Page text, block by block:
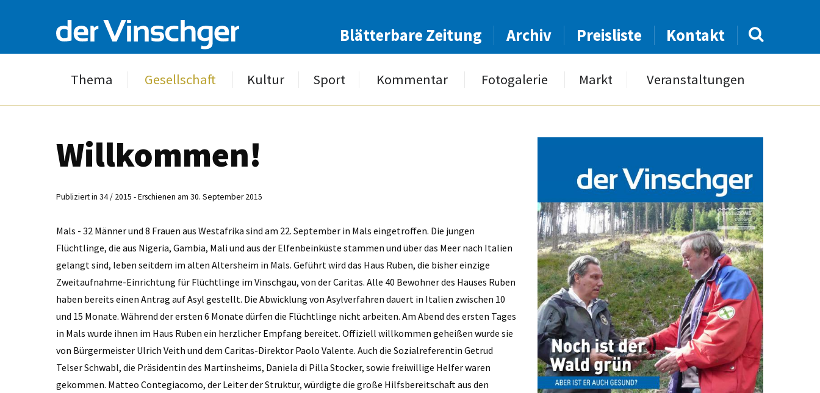
Blätterbare Zeitung Archiv Preisliste Kontakt
Thema Gesellschaft Kultur Sport Kommentar Fotogalerie Markt Veranstaltungen
Willkommen!
Publiziert in 34 / 2015 - Erschienen am 30. September 2015
Mals - 32 Männer und 8 Frauen aus Westafrika sind am 22. September in Mals eingetroffen. Die jungen
Flüchtlinge, die aus Nigeria, Gambia, Mali und aus der Elfenbeinküste stammen und über das Meer nach Italien
gelangt sind, leben seitdem im alten Altersheim in Mals. Geführt wird das Haus Ruben, die bisher einzige
Zweitaufnahme-Einrichtung für Flüchtlinge im Vinschgau, von der Caritas. Alle 40 Bewohner des Hauses Ruben
haben bereits einen Antrag auf Asyl gestellt. Die Abwicklung von Asylverfahren dauert in Italien zwischen 10
und 15 Monate. Während der ersten 6 Monate dürfen die Flüchtlinge nicht arbeiten. Am Abend des ersten Tages
in Mals wurde ihnen im Haus Ruben ein herzlicher Empfang bereitet. Offiziell willkommen geheißen wurde sie
von Bürgermeister Ulrich Veith und dem Caritas-Direktor Paolo Valente. Auch die Sozialreferentin Getrud
Telser Schwabl, die Präsidentin des Martinsheims, Daniela di Pilla Stocker, sowie freiwillige Helfer waren
gekommen. ­Matteo Contegiacomo, der Leiter der Struktur, würdigte die große Hilfsbereitschaft aus den